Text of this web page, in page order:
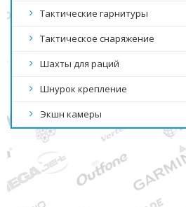
Тактические гарнитуры
Тактическое снаряжение
Шахты для раций
Шнурок крепление
Экшн камеры